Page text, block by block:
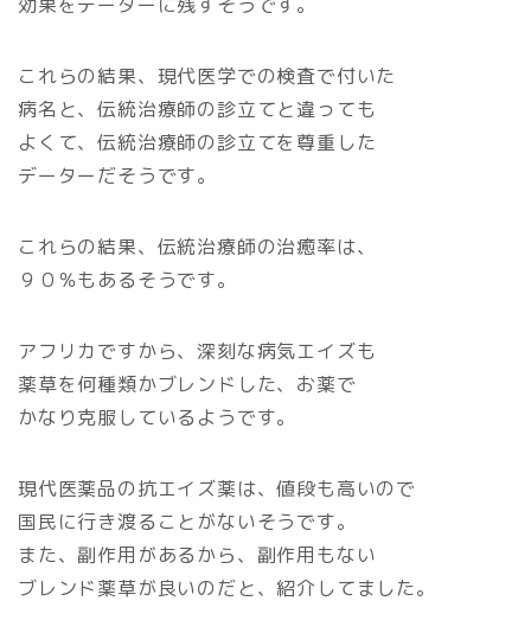
これらの結果、現代医学での検査で付いた
病名と、伝統治療師の診立てと違っても
よくて、伝統治療師の診立てを尊重した
データーだそうです。
これらの結果、伝統治療師の治癒率は、
９０％もあるそうです。
アフリカですから、深刻な病気エイズも
薬草を何種類かブレンドした、お薬で
かなり克服しているようです。
現代医薬品の抗エイズ薬は、値段も高いので
国民に行き渡ることがないそうです。
また、副作用があるから、副作用もない
ブレンド薬草が良いのだと、紹介してました。